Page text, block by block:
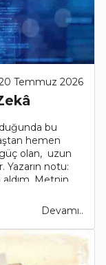
Temmuz 2026
bu
hemen
güç olan, uzun
notu:
aldım. Metnin
Devamı..